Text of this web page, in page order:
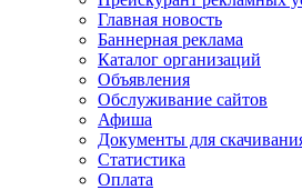
Главная новость
Баннерная реклама
Каталог организаций
Объявления
Обслуживание сайтов
Афиша
Документы для
Статистика
Оплата